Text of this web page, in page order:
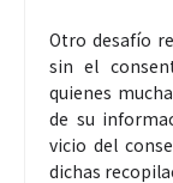
Otro desafío
sin el
quienes
de su
vicio del
dichas